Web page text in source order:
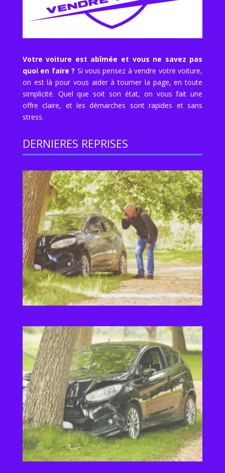
Votre voiture est abîmée et vous ne savez pas
quoi en faire ? Si vous pensez à vendre votre voiture,
on est là pour vous aider à tourner la page, en toute
simplicité. Quel que soit son état, on vous fait une
offre claire, et les démarches sont rapides et sans
stress.
DERNIERES REPRISES